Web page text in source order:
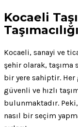
Kocaeli
Kocaeli, sanayi ve
şehir olarak, taşıma
bir yere sahiptir.
güvenli ve hızlı
bulunmaktadır.
nasıl bir seçim